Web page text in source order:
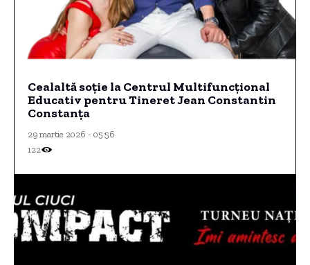
Cealaltă soție la Centrul Multifuncțional
Educativ pentru Tineret Jean Constantin
Constanța
29 martie 2026 - 05:56
122